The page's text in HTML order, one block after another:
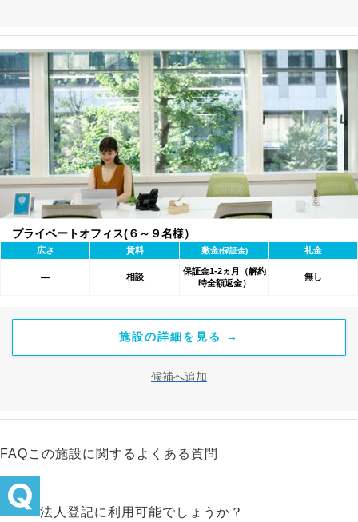
プライベートオフィス(６～９名様）
広さ 賃料 敷金(保証金) 礼金
― 相談
保証金1-2ヵ月（解約
時全額返金）
無し
施設の詳細を見る →
候補へ追加
FAQこの施設に関するよくある質問
法人登記に利用可能でしょうか？